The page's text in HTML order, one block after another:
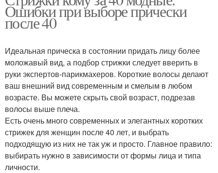
Ошибки при выборе прически
после 40
Идеальная прическа в состоянии придать лицу более
моложавый вид, а подбор стрижки следует вверить в
руки экспертов-парикмахеров. Короткие волосы делают
ваш внешний вид современным и смелым в любом
возрасте. Вы можете скрыть свой возраст, подрезав
волосы выше плеча.
Есть очень много современных и элегантных коротких
стрижек для женщин после 40 лет, и выбрать
подходящую из них не так уж и просто. Главное правило:
выбирать нужно в зависимости от формы лица и типа
личности.